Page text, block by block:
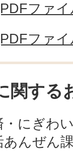
ファ
ファ
関する
・にぎわ
あんぜん